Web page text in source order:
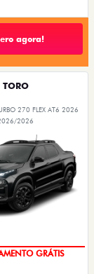
agora!
TORO
270 FLEX AT6 2026
2026